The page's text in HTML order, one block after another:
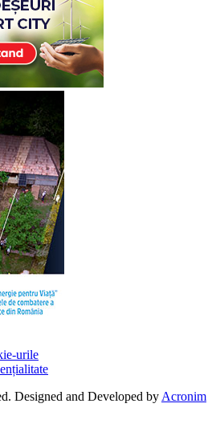
urile
Designed and Developed by Acronim